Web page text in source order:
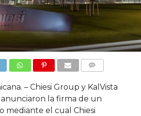
– Chiesi Group y KalVista
la firma de un
mediante el cual Chiesi